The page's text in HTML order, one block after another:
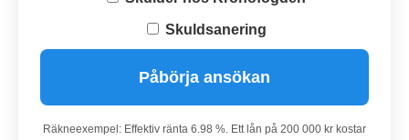
Skuldsanering
Påbörja ansökan
Räkneexempel: Effektiv ränta 6.98 %. Ett lån på 200 000 kr kostar